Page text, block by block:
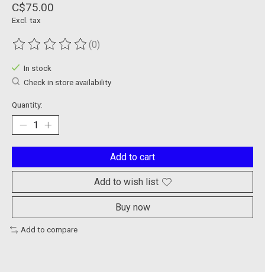
C$75.00
Excl. tax
The rating of this product is
(0)
In stock
Check in store availability
Quantity:
Add to cart
Add to wish list
Buy now
Add to compare